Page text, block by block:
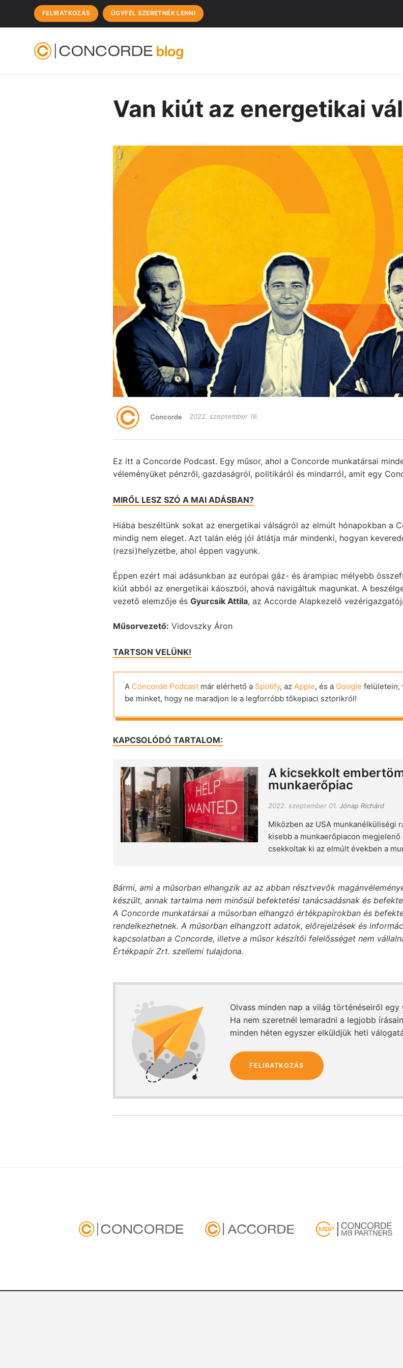
FELIRATKOZÁS ÜGYFÉL SZERETNÉK LENNI
Van kiút az energetikai
Concorde 2022. szeptember 16.
Ez itt a Concorde Podcast. Egy műsor, ahol a Concorde munkatársai
véleményüket pénzről, gazdaságról, politikáról és mindarról, amit egy
MIRŐL LESZ SZÓ A MAI ADÁSBAN?
Hiába beszéltünk sokat az energetikai válságról az elmúlt hónapokban a
mindig nem eleget. Azt talán elég jól átlátja már mindenki, hogyan
(rezsi)helyzetbe, ahol éppen vagyunk.
Éppen ezért mai adásunkban az európai gáz- és árampiac mélyebb
kiút abból az energetikai káoszból, ahová navigáltuk magunkat. A
vezető elemzője és Gyurcsik Attila, az Accorde Alapkezelő
Műsorvezető: Vidovszky Áron
TARTSON VELÜNK!
A Concorde Podcast már elérhető a Spotify, az Apple, és a Google felületein,
be minket, hogy ne maradjon le a legforróbb tőkepiaci sztorikról!
KAPCSOLÓDÓ TARTALOM:
A kicsekkolt
munkaerőpiac
2022. szeptember 01. Jónap Richárd
Miközben az USA munkanélküliségi
kisebb a munkaerőpiacon
csekkoltak ki az elmúlt években a
Bármi, ami a műsorban elhangzik az az abban résztvevők
készült, annak tartalma nem minősül befektetési tanácsadásnak és
A Concorde munkatársai a műsorban elhangzó értékpapírokban és
rendelkezhetnek. A műsorban elhangzott adatok, előrejelzések és
kapcsolatban a Concorde, illetve a műsor készítői felelősséget nem
Értékpapír Zrt. szellemi tulajdona.
Olvass minden nap a világ történéseiről
Ha nem szeretnél lemaradni a legjobb
minden héten egyszer elküldjük heti
FELIRATKOZÁS